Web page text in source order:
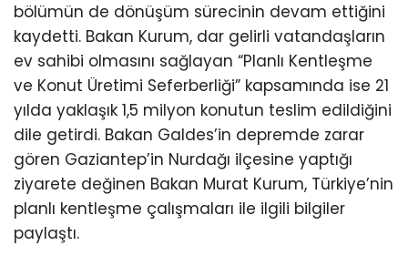
bölümün de dönüşüm sürecinin devam ettiğini
kaydetti. Bakan Kurum, dar gelirli vatandaşların
ev sahibi olmasını sağlayan “Planlı Kentleşme
ve Konut Üretimi Seferberliği” kapsamında ise 21
yılda yaklaşık 1,5 milyon konutun teslim edildiğini
dile getirdi. Bakan Galdes’in depremde zarar
gören Gaziantep’in Nurdağı ilçesine yaptığı
ziyarete değinen Bakan Murat Kurum, Türkiye’nin
planlı kentleşme çalışmaları ile ilgili bilgiler
paylaştı.